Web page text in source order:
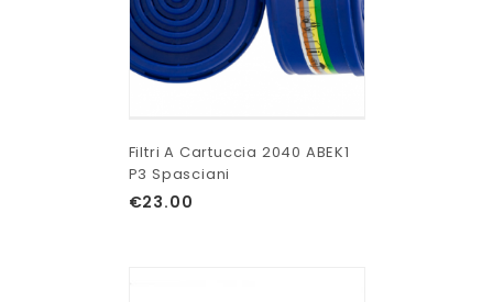
Filtri A Cartuccia 2040 ABEK1
P3 Spasciani
€23.00